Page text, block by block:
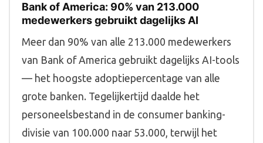
Bank of America: 90% van 213.000
medewerkers gebruikt dagelijks AI
Meer dan 90% van alle 213.000 medewerkers
van Bank of America gebruikt dagelijks AI-tools
— het hoogste adoptiepercentage van alle
grote banken. Tegelijkertijd daalde het
personeelsbestand in de consumer banking-
divisie van 100.000 naar 53.000, terwijl het